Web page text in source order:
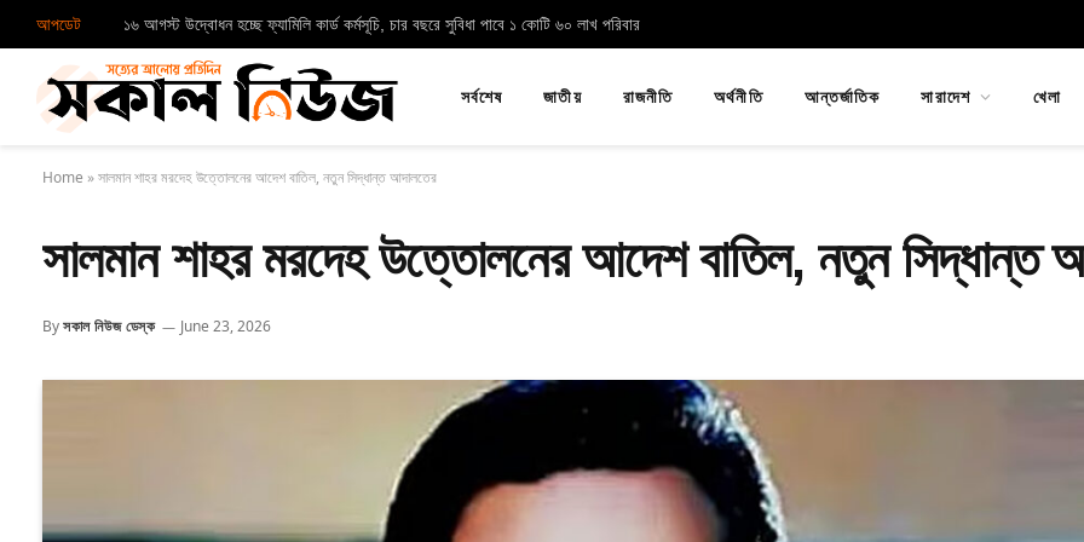
আপডেট ১৬ আগস্ট উদ্বোধন হচ্ছে ফ্যামিলি কার্ড কর্মসূচি, চার বছরে সুবিধা পাবে ১ কোটি ৬০ লাখ পরিবার
সর্বশেষ জাতীয় রাজনীতি অর্থনীতি আন্তর্জাতিক সারাদেশ খেলা
Home »সালমান শাহর মরদেহ উত্তোলনের আদেশ বাতিল, নতুন সিদ্ধান্ত আদালতের
সালমান শাহর মরদেহ উত্তোলনের আদেশ বাতিল, নতুন সিদ্ধান্ত
Byসকাল নিউজ ডেস্ক June 23, 2026